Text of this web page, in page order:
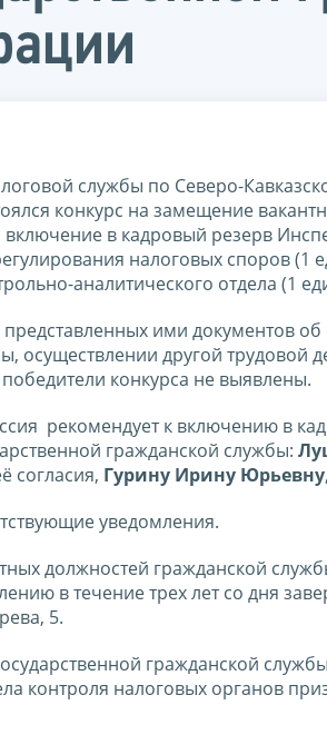
службы по Северо-
конкурс на замещение
в кадровый резерв
налоговых споров (1
аналитического отдела (1
представленных ими документов
осуществлении другой трудовой
конкурса не выявлены.
рекомендует к включению в
гражданской службы:
согласия, Гурину Ирину Юрьевну
уведомления.
должностей гражданской
в течение трех лет со дня
5.
гражданской
контроля налоговых органов